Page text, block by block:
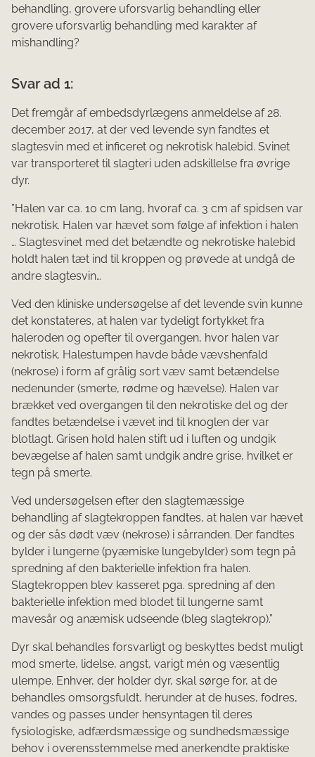
behandling, grovere uforsvarlig behandling eller
grovere uforsvarlig behandling med ka­rakter af
mishandling?
Svar ad 1:
Det fremgår af embedsdyrlægens anmeldelse af 28.
december 2017, at der ved levende syn fandtes et
slagtesvin med et inficeret og nekrotisk halebid. Svinet
var transporteret til slagteri uden adskillelse fra øvrige
dyr.
”Halen var ca. 10 cm lang, hvoraf ca. 3 cm af spidsen var
nekrotisk. Halen var hævet som følge af infektion i halen
… Slagtesvinet med det betændte og nekrotiske halebid
holdt halen tæt ind til kroppen og prøvede at undgå de
andre slagtesvin…
Ved den kliniske undersøgelse af det levende svin kunne
det konstateres, at halen var tydeligt fortykket fra
haleroden og opefter til overgangen, hvor halen var
nekrotisk. Halestumpen havde både vævshenfald
(nekrose) i form af grålig sort væv samt be­tændelse
nedenunder (smerte, rødme og hævelse). Halen var
brækket ved overgan­gen til den nekrotiske del og der
fandtes betændelse i vævet ind til knoglen der var
blotlagt. Grisen hold halen stift ud i luften og undgik
bevægelse af halen samt undgik andre grise, hvilket er
tegn på smerte.
Ved undersøgelsen efter den slagtemæssige
behandling af slagtekroppen fandtes, at halen var hævet
og der sås dødt væv (nekrose) i sårranden. Der fandtes
bylder i lun­gerne (pyæmiske lungebylder) som tegn på
spredning af den bakterielle infektion fra halen.
Slagtekroppen blev kasseret pga. spredning af den
bakterielle infektion med blodet til lungerne samt
mavesår og anæmisk udseende (bleg slagtekrop).”
Dyr skal behandles forsvarligt og beskyttes bedst muligt
mod smerte, lidelse, angst, varigt mén og væsentlig
ulempe. Enhver, der holder dyr, skal sørge for, at de
behandles omsorgsfuldt, herunder at de huses, fodres,
vandes og passes under hensyntagen til deres
fysiologiske, adfærdsmæssige og sundhedsmæssige
behov i overensstemmelse med anerkendte praktiske